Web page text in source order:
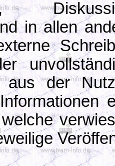
in allen
aus der